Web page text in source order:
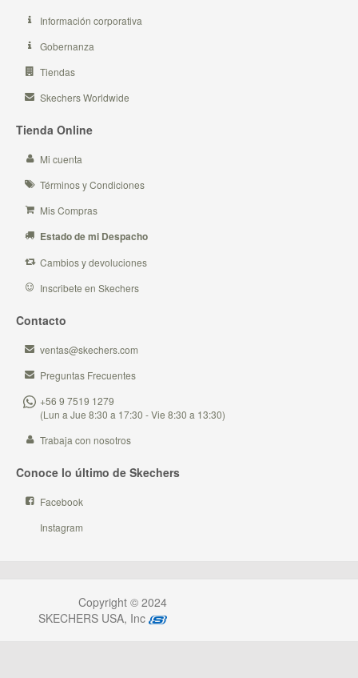
Información corporativa
Gobernanza
Tiendas
Skechers Worldwide
Tienda Online
Mi cuenta
Términos y Condiciones
Mis Compras
Estado de mi Despacho
Cambios y devoluciones
Inscribete en Skechers
Contacto
ventas@skechers.com
Preguntas Frecuentes
+56 9 7519 1279
(Lun a Jue 8:30 a 17:30 - Vie 8:30 a 13:30)
Trabaja con nosotros
Conoce lo último de Skechers
Facebook
Instagram
Copyright © 2024
SKECHERS USA, Inc